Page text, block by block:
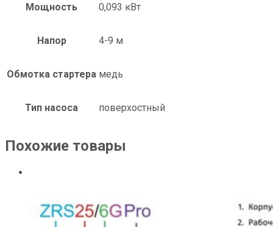
Мощность 0,093 кВт
Напор 4-9 м
Обмотка стартера медь
Тип насоса поверхостный
Похожие товары